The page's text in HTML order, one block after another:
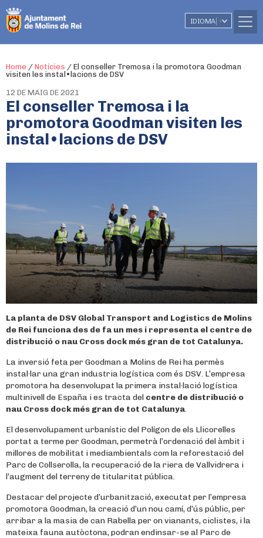
IDIOMA ▼
Home / Notícies / El conseller Tremosa i la promotora Goodman
visiten les instal•lacions de DSV
12 DE MAIG DE 2021
El conseller Tremosa i la
promotora Goodman visiten les
instal•lacions de DSV
La planta de DSV Global Transport and Logistics de Molins
de Rei funciona des de fa un mes i representa el centre de
distribució o nau Cross dock més gran de tot Catalunya.
La inversió feta per Goodman a Molins de Rei ha permès
instal·lar una gran industria logística com és DSV. L’empresa
promotora ha desenvolupat la primera instal·lació logística
multinivell de España i es tracta del centre de distribució o
nau Cross dock més gran de tot Catalunya.
El desenvolupament urbanístic del Polígon de els Llicorelles
portat a terme per Goodman, permetrà l’ordenació del àmbit i
millores de mobilitat i mediambientals com la reforestació del
Parc de Collserolla, la recuperació de la riera de Vallvidrera i
l’augment del terreny de titularitat pública.
Destacar del projecte d’urbanització, executat per l’empresa
promotora Goodman, la creació d’un nou camí, d’ús públic, per
arribar a la masia de can Rabella per on vianants, ciclistes, i la
mateixa fauna autòctona, podran endinsar-se al Parc de